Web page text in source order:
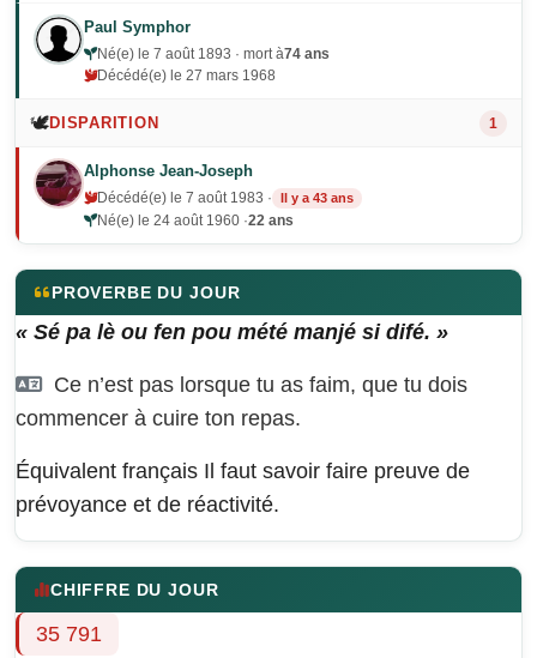
Paul Symphor
Né(e) le 7 août 1893 · mort à74 ans
Décédé(e) le 27 mars 1968
🕊️DISPARITION 1
Alphonse Jean-Joseph
Décédé(e) le 7 août 1983 · Il y a 43 ans
Né(e) le 24 août 1960 ·22 ans
PROVERBE DU JOUR
« Sé pa lè ou fen pou mété manjé si difé. »
Ce n’est pas lorsque tu as faim, que tu dois
commencer à cuire ton repas.
Équivalent français Il faut savoir faire preuve de
prévoyance et de réactivité.
CHIFFRE DU JOUR
35 791